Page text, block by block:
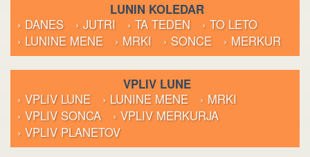
LUNIN KOLEDAR
› DANES
› JUTRI › TA TEDEN
› TO LETO
› LUNINE MENE
› MRKI › SONCE › MERKUR
VPLIV LUNE
› VPLIV LUNE
› LUNINE MENE
› MRKI
› VPLIV SONCA
› VPLIV MERKURJA
› VPLIV PLANETOV